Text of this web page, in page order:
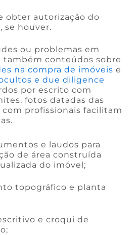
obter autorização do
se houver.
ou problemas em
também conteúdos sobre
na compra de imóveis e
e due diligence
por escrito com
fotos datadas das
profissionais facilitam
e laudos para
de área construída
do imóvel;
topográfico e planta
e croqui de